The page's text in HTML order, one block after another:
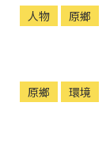
人物 原鄉
原鄉 環境